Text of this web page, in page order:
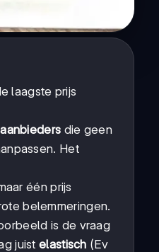
laagste prijs
die geen
Het
één prijs
belemmeringen.
is de vraag
juistelastisch (Ev